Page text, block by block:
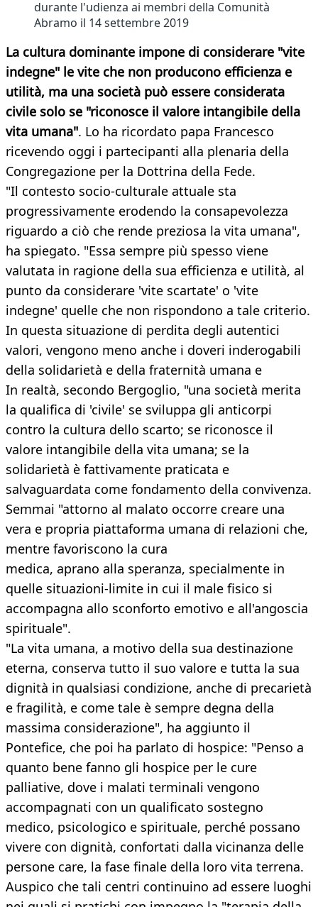
durante l'udienza ai membri della Comunità
Abramo il 14 settembre 2019
La cultura dominante impone di considerare "vite
indegne" le vite che non producono efficienza e
utilità, ma una società può essere considerata
civile solo se "riconosce il valore intangibile della
vita umana". Lo ha ricordato papa Francesco
ricevendo oggi i partecipanti alla plenaria della
Congregazione per la Dottrina della Fede.
"Il contesto socio-culturale attuale sta
progressivamente erodendo la consapevolezza
riguardo a ciò che rende preziosa la vita umana",
ha spiegato. "Essa sempre più spesso viene
valutata in ragione della sua efficienza e utilità, al
punto da considerare 'vite scartate' o 'vite
indegne' quelle che non rispondono a tale criterio.
In questa situazione di perdita degli autentici
valori, vengono meno anche i doveri inderogabili
della solidarietà e della fraternità umana e
In realtà, secondo Bergoglio, "una società merita
la qualifica di 'civile' se sviluppa gli anticorpi
contro la cultura dello scarto; se riconosce il
valore intangibile della vita umana; se la
solidarietà è fattivamente praticata e
salvaguardata come fondamento della convivenza.
Semmai "attorno al malato occorre creare una
vera e propria piattaforma umana di relazioni che,
mentre favoriscono la cura
medica, aprano alla speranza, specialmente in
quelle situazioni-limite in cui il male fisico si
accompagna allo sconforto emotivo e all'angoscia
spirituale".
"La vita umana, a motivo della sua destinazione
eterna, conserva tutto il suo valore e tutta la sua
dignità in qualsiasi condizione, anche di precarietà
e fragilità, e come tale è sempre degna della
massima considerazione", ha aggiunto il
Pontefice, che poi ha parlato di hospice: "Penso a
quanto bene fanno gli hospice per le cure
palliative, dove i malati terminali vengono
accompagnati con un qualificato sostegno
medico, psicologico e spirituale, perché possano
vivere con dignità, confortati dalla vicinanza delle
persone care, la fase finale della loro vita terrena.
Auspico che tali centri continuino ad essere luoghi